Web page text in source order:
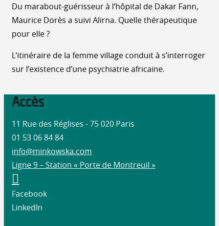
Du marabout-guérisseur à l’hôpital de Dakar Fann,
Maurice Dorès a suivi Alirna. Quelle thérapeutique
pour elle ?
L’itinéraire de la femme village conduit à s’interroger
sur l’existence d’une psychiatrie africaine.
Accès
11 Rue des Réglises - 75 020 Paris
01 53 06 84 84
info@minkowska.com
Ligne 9 – Station « Porte de Montreuil »
Facebook
LinkedIn